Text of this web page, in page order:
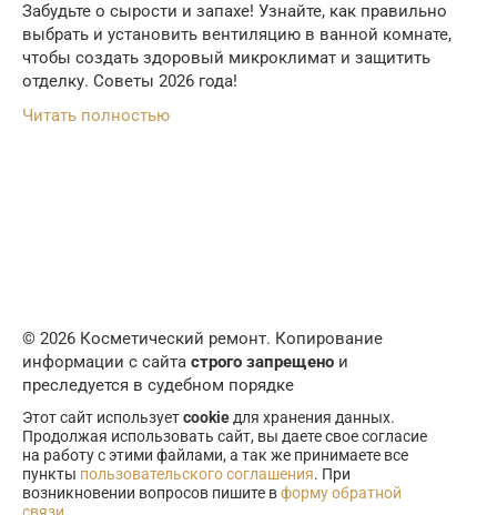
Забудьте о сырости и запахе! Узнайте, как правильно
выбрать и установить вентиляцию в ванной комнате,
чтобы создать здоровый микроклимат и защитить
отделку. Советы 2026 года!
Читать полностью
© 2026 Косметический ремонт. Копирование
информации с сайта строго запрещено и
преследуется в судебном порядке
Этот сайт используетcookie для хранения данных.
Продолжая использовать сайт, вы даете свое согласие
на работу с этими файлами, а так же принимаете все
пункты пользовательского соглашения. При
возникновении вопросов пишите вформу обратной